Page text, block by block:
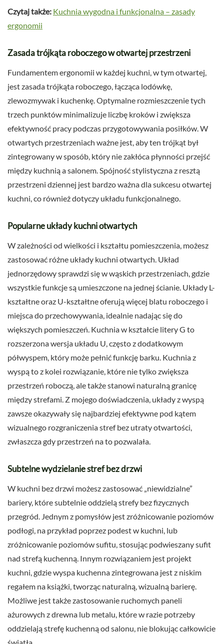
Czytaj także: Kuchnia wygodna i funkcjonalna – zasady
ergonomii
Zasada trójkąta roboczego w otwartej przestrzeni
Fundamentem ergonomii w każdej kuchni, w tym otwartej,
jest zasada trójkąta roboczego, łącząca lodówkę,
zlewozmywak i kuchenkę. Optymalne rozmieszczenie tych
trzech punktów minimalizuje liczbę kroków i zwiększa
efektywność pracy podczas przygotowywania posiłków. W
otwartych przestrzeniach ważne jest, aby ten trójkąt był
zintegrowany w sposób, który nie zakłóca płynności przejść
między kuchnią a salonem. Spójność stylistyczna z resztą
przestrzeni dziennej jest bardzo ważna dla sukcesu otwartej
kuchni, co również dotyczy układu funkcjonalnego.
Popularne układy kuchni otwartych
W zależności od wielkości i kształtu pomieszczenia, możesz
zastosować różne układy kuchni otwartych. Układ
jednorzędowy sprawdzi się w wąskich przestrzeniach, gdzie
wszystkie funkcje są umieszczone na jednej ścianie. Układy L-
kształtne oraz U-kształtne oferują więcej blatu roboczego i
miejsca do przechowywania, idealnie nadając się do
większych pomieszczeń. Kuchnia w kształcie litery G to
rozszerzona wersja układu U, często z dodatkowym
półwyspem, który może pełnić funkcję barku. Kuchnia z
wyspą to z kolei rozwiązanie, które nie tylko zwiększa
przestrzeń roboczą, ale także stanowi naturalną granicę
między strefami. Z mojego doświadczenia, układy z wyspą
zawsze okazywały się najbardziej efektywne pod kątem
wizualnego rozgraniczenia stref bez utraty otwartości,
zwłaszcza gdy przestrzeń na to pozwalała.
Subtelne wydzielanie stref bez drzwi
W kuchni bez drzwi możesz zastosować „niewidzialne”
bariery, które subtelnie oddzielą strefy bez fizycznych
przegród. Jednym z pomysłów jest zróżnicowanie poziomów
podłogi, na przykład poprzez podest w kuchni, lub
zróżnicowanie poziomów sufitu, stosując podwieszany sufit
nad strefą kuchenną. Innym rozwiązaniem jest projekt
kuchni, gdzie wyspa kuchenna zintegrowana jest z niskim
regałem na książki, tworząc naturalną, wizualną barierę.
Możliwe jest także zastosowanie ruchomych paneli
ażurowych z drewna lub metalu, które w razie potrzeby
oddzielają strefę kuchenną od salonu, nie blokując całkowicie